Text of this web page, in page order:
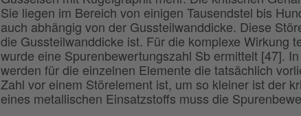
Sie liegen im Bereich von einigen Tausendstel bis
auch abhängig von der Gussteilwanddicke. Diese
die Gussteilwanddicke ist. Für die komplexe Wirkung
wurde eine Spurenbewertungszahl Sb ermittelt [47].
werden für die einzelnen Elemente die tatsächlich
Zahl vor einem Störelement ist, um so kleiner ist der
eines metallischen Einsatzstoffs muss die